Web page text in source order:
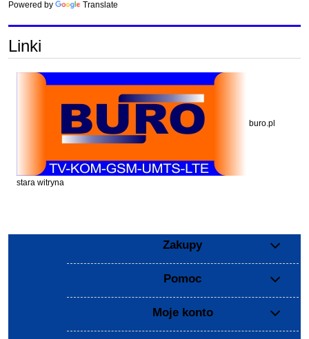
Powered by Translate
Linki
buro.pl
stara witryna
Zakupy
Pomoc
Moje konto